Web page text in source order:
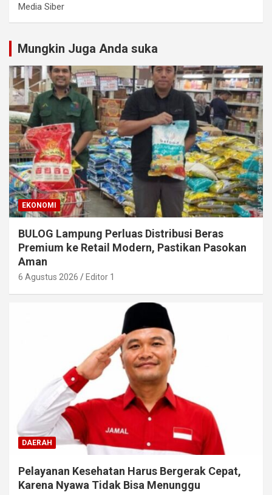
Media Siber
Mungkin Juga Anda suka
EKONOMI
BULOG Lampung Perluas Distribusi Beras
Premium ke Retail Modern, Pastikan Pasokan
Aman
6 Agustus 2026 Editor 1
DAERAH
Pelayanan Kesehatan Harus Bergerak Cepat,
Karena Nyawa Tidak Bisa Menunggu